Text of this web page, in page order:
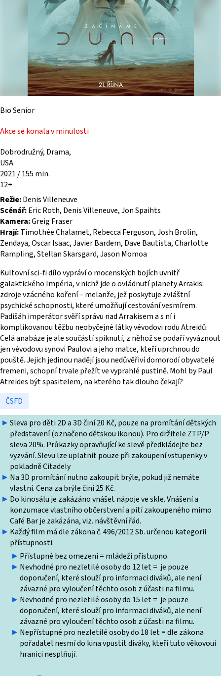
Sleva pro děti 2D a 3D činí 20 Kč, pouze na promítání dětských
představení (označeno dětskou ikonou). Pro držitele ZTP/P
sleva 20%. Průkazky opravňující ke slevě předkládejte bez
vyzvání. Slevu lze uplatnit pouze při zakoupení vstupenky v
pokladně Citadely
Na 3D promítání nutno zakoupit brýle, pokud již nemáte
vlastní. Cena za brýle činí 25 Kč.
Do kinosálu je zakázáno vnášet nápoje ve skle. Vnášení a
konzumace vlastního občerstvení a pití zakoupeného mimo
Café Bar je zakázána, viz. návštěvní řád.
Každý film má dle zákona č. 496/2012 Sb. určenou kategorii
přístupnosti:
Přístupné bez omezení = mládeži přístupno.
Nevhodné pro nezletilé osoby do 12 let = je pouze
doporučení, které slouží pro informaci diváků, ale není
závazné pro vyloučení těchto osob z účasti na filmu.
Nevhodné pro nezletilé osoby do 15 let = je pouze
doporučení, které slouží pro informaci diváků, ale není
závazné pro vyloučení těchto osob z účasti na filmu.
Nepřístupné pro nezletilé osoby do 18 let = dle zákona
pořadatel nesmí do kina vpustit diváky, kteří tuto věkovoui
hranici nesplňují.
Bio Senior
Akce se konala v minulosti
Dobrodružný, Drama,
USA
2021 / 155 min.
12+
Režie:Denis Villeneuve
Scénář:Eric Roth, Denis Villeneuve, Jon Spaihts
Kamera:Greig Fraser
Hrají:Timothée Chalamet, Rebecca Ferguson, Josh Brolin,
Zendaya, Oscar Isaac, Javier Bardem, Dave Bautista, Charlotte
Rampling, Stellan Skarsgard, Jason Momoa
Kultovní sci-fi dílo vypráví o mocenských bojích uvnitř
galaktického Impéria, v nichž jde o ovládnutí planety Arrakis:
zdroje vzácného koření – melanže, jež poskytuje zvláštní
psychické schopnosti, které umožňují cestování vesmírem.
Padišáh imperátor svěří správu nad Arrakisem a s ní i
komplikovanou těžbu neobyčejné látky vévodovi rodu Atreidů.
Celá anabáze je ale součástí spiknutí, z něhož se podaří vyváznout
jen vévodovu synovi Paulovi a jeho matce, kteří uprchnou do
pouště. Jejich jedinou nadějí jsou nedůvěřiví domorodí obyvatelé
fremeni, schopní trvale přežít ve vyprahlé pustině. Mohl by Paul
Atreides být spasitelem, na kterého tak dlouho čekají?
ČSFD